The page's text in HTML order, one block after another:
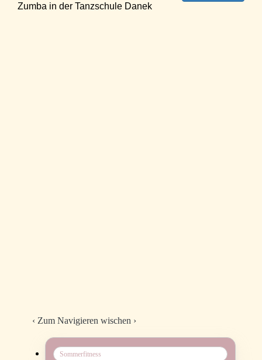
Zumba in der Tanzschule Danek
Sommerfitness
‹ Zum Navigieren wischen ›